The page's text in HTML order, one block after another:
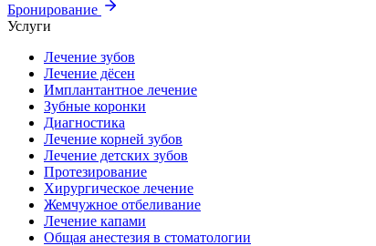
Бронирование
Услуги
Лечение зубов
Лечение дёсен
Имплантантное лечение
Зубные коронки
Диагностика
Лечение корней зубов
Лечение детских зубов
Протезирование
Хирургическое лечение
Жемчужное отбеливание
Лечение капами
Общая анестезия в стоматологии